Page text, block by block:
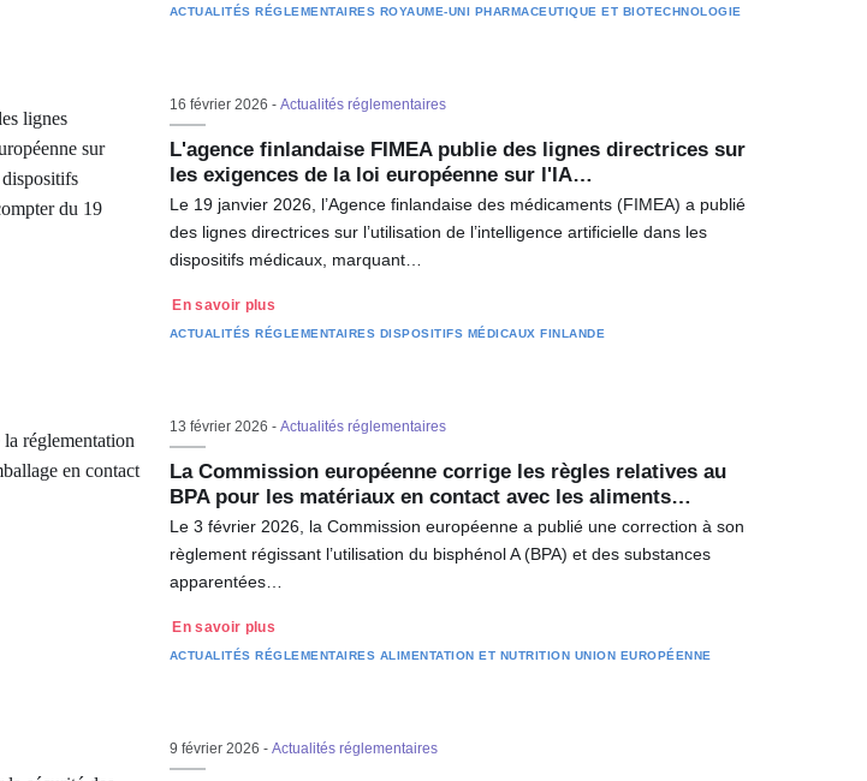
ACTUALITÉS RÉGLEMENTAIRES ROYAUME-UNI PHARMACEUTIQUE ET BIOTECHNOLOGIE
16 février 2026 - Actualités réglementaires
L'agence finlandaise FIMEA publie des lignes directrices sur
les exigences de la loi européenne sur l'IA…
Le 19 janvier 2026, l’Agence finlandaise des médicaments (FIMEA) a publié
des lignes directrices sur l’utilisation de l’intelligence artificielle dans les
dispositifs médicaux, marquant…
En savoir plus
ACTUALITÉS RÉGLEMENTAIRES DISPOSITIFS MÉDICAUX FINLANDE
13 février 2026 - Actualités réglementaires
La Commission européenne corrige les règles relatives au
BPA pour les matériaux en contact avec les aliments…
Le 3 février 2026, la Commission européenne a publié une correction à son
règlement régissant l’utilisation du bisphénol A (BPA) et des substances
apparentées…
En savoir plus
ACTUALITÉS RÉGLEMENTAIRES ALIMENTATION ET NUTRITION UNION EUROPÉENNE
9 février 2026 - Actualités réglementaires